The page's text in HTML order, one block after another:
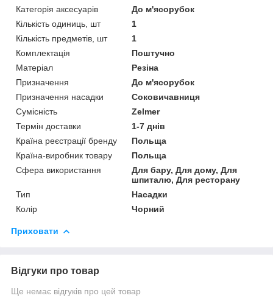
Категорія аксесуарів
До м'ясорубок
Кількість одиниць, шт
1
Кількість предметів, шт
1
Комплектація
Поштучно
Матеріал
Резіна
Призначення
До м'ясорубок
Призначення насадки
Соковичавниця
Сумісність
Zelmer
Термін доставки
1-7 днів
Країна реєстрації бренду
Польща
Країна-виробник товару
Польща
Сфера використання
Для бару, Для дому, Для
шпиталю, Для ресторану
Тип
Насадки
Колір
Чорний
Приховати
Відгуки про товар
Ще немає відгуків про цей товар